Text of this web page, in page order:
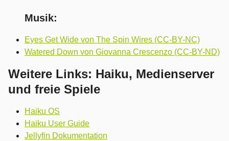
Musik:
Eyes Get Wide von The Spin Wires (CC-BY-NC)
Watered Down von Giovanna Crescenzo (CC-BY-ND)
Weitere Links: Haiku, Medienserver
und freie Spiele
Haiku OS
Haiku User Guide
Jellyfin Dokumentation